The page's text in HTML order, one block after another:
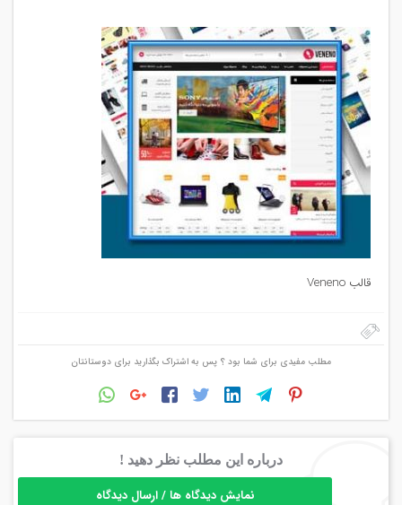
قالب Veneno
مطلب مفیدی برای شما بود ؟ پس به اشتراک بگذارید برای دوستانتان
درباره این مطلب نظر دهید !
نمایش دیدگاه ها / ارسال دیدگاه